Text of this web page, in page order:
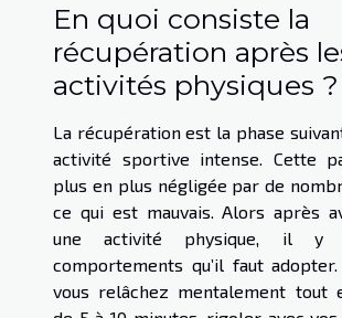
En quoi consiste la
récupération après
activités physiques ?
La récupération est la phase
activité sportive intense. Cette
plus en plus négligée par de
ce qui est mauvais. Alors après
une activité physique, il y
comportements qu’il faut
vous relâchez mentalement tout